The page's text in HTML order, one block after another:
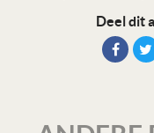
Deel dit